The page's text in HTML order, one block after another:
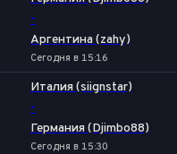
-
Аргентина (zahy)
Сегодня в 15:16
Италия (siignstar)
-
Германия (Djimbo88)
Сегодня в 15:30